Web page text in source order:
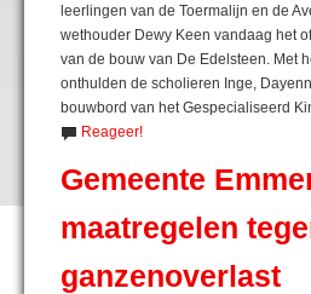
leerlingen van de Toermalijn en de
wethouder Dewy Keen vandaag het
van de bouw van De Edelsteen. Met
onthulden de scholieren Inge,
bouwbord van het Gespecialiseerd
Reageer!
Gemeente
maatregelen
ganzenoverlast